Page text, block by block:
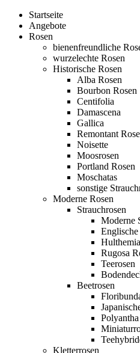
Startseite
Angebote
Rosen
bienenfreundliche
wurzelechte Rosen
Historische Rosen
Alba Rosen
Bourbon Rosen
Centifolia
Damascena
Gallica
Remontant
Noisette
Moosrosen
Portland Rosen
Moschatas
sonstige
Moderne Rosen
Strauchrosen
Moderne
Englische
Rugosa
Teerosen
Beetrosen
Polyantha
Kletterrosen